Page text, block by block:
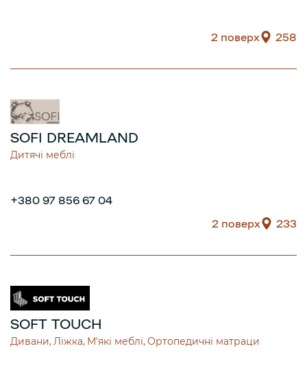
2 поверх 258
SOFI DREAMLAND
Дитячі меблі
+380 97 856 67 04
2 поверх
233
SOFT TOUCH
Дивани Ліжка М'які меблі Ортопедичні матраци